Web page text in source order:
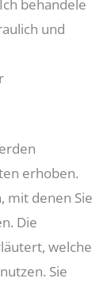
behandele
und
erhoben.
mit denen Sie
Die
welche
Sie